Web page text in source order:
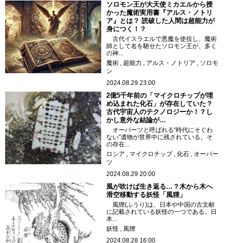
ソロモン王が大天使ミカエルから授
かった魔術実用書『アルス・ノトリ
ア』とは？ 読破した人間は超能力が
身につく！？
古代イスラエルで悪魔を使役し、魔術
師として名を馳せたソロモン王が、多く
の神...
魔術
超能力 アルス・ノトリア
ソロモ
ン
2024.08.29 23:00
2億5千年前の「マイクロチップが埋
め込まれた化石」が存在していた？
古代宇宙人のテクノロジーか！？し
かし意外な結論が…
オーパーツと呼ばれる“時代にそぐわ
ない”遺物が世界中に残されている。そ
の存在...
ロシア
マイクロチップ 化石
オーパー
ツ
2024.08.29 20:00
風が吹けば生き返る…？木から木へ
滑空移動する妖怪「風狸」
風狸(ふうり)は、日本や中国の古文献
に記載されている妖怪の一つである。日
本...
妖怪
風狸
2024.08.28 16:00